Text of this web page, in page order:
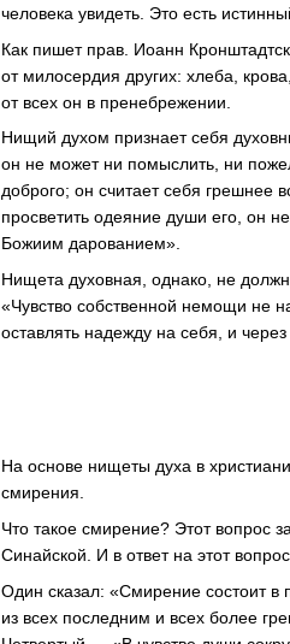
человека увидеть. Это есть
Как пишет прав. Иоанн
от милосердия других: хлеба,
от всех он в пренебрежении.
Нищий духом признает себя
он не может ни помыслить, ни
доброго; он считает себя грешнее
просветить одеяние души его, он
Божиим дарованием».
Нищета духовная, однако, не
«Чувство собственной немощи не
оставлять надежду на себя, и
На основе нищеты духа в
смирения.
Что такое смирение? Этот вопрос
Синайской. И в ответ на этот
Один сказал: «Смирение состоит
из всех последним и всех более